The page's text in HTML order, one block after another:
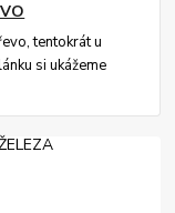
tentokrát u
si ukážeme